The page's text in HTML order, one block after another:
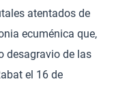
atentados de
ecuménica que,
desagravio de las
el 16 de